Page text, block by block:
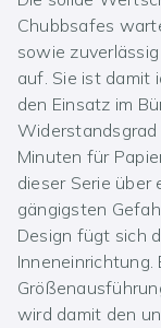
Chubbsafes
sowie
auf. Sie ist damit
den Einsatz im
Widerstandsgrad
Minuten für
dieser Serie
gängigsten
Design fügt sich
wird damit den